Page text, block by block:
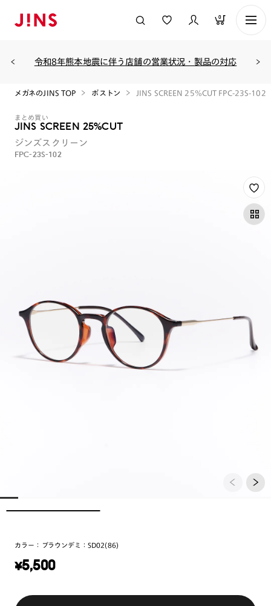
0
令和8年熊本地震に伴う店舗の営業状況・製品の対応
メガネのJINS TOP ボストン JINS SCREEN 25%CUT FPC-23S-102
まとめ買い
JINS SCREEN 25%CUT
ジンズスクリーン
FPC-23S-102
カラー： ブラウンデミ：SD02(86)
¥5,500